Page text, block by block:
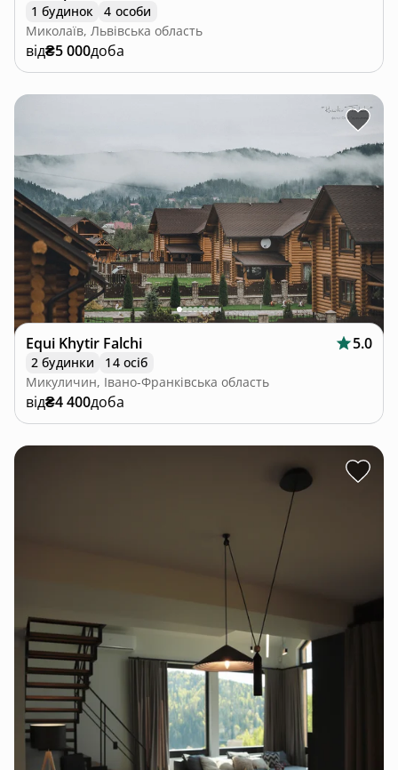
1 будинок
4 особи
Миколаїв, Львівська область
від₴5 000доба
Equi Khytir Falchi 5.0
2 будинки
14 осіб
Микуличин, Івано-Франківська область
від₴4 400доба